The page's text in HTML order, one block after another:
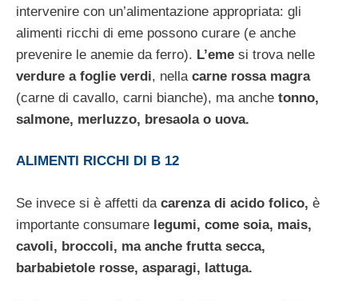
intervenire con un’alimentazione appropriata: gli
alimenti ricchi di eme possono curare (e anche
prevenire le anemie da ferro). L’eme si trova nelle
verdure a foglie verdi, nella carne rossa magra
(carne di cavallo, carni bianche), ma anche tonno,
salmone, merluzzo, bresaola o uova.
ALIMENTI RICCHI DI B 12
Se invece si è affetti da carenza di acido folico, è
importante consumare legumi, come soia, mais,
cavoli, broccoli, ma anche frutta secca,
barbabietole rosse, asparagi, lattuga.